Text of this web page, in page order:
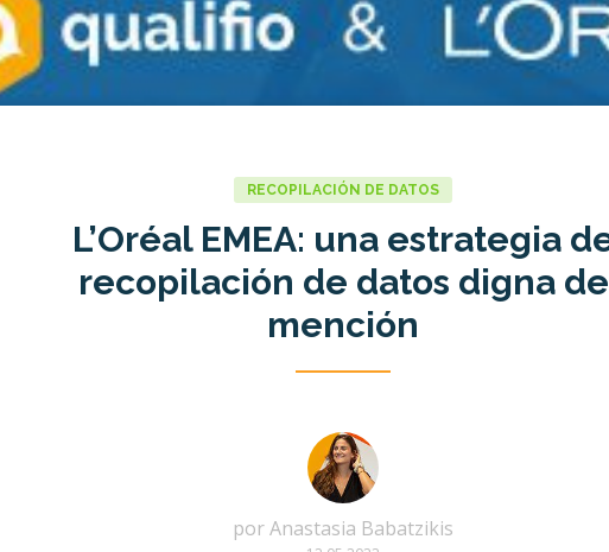
RECOPILACIÓN DE DATOS
L’Oréal EMEA: una estrategia
recopilación de datos digna de
mención
porAnastasia Babatzikis